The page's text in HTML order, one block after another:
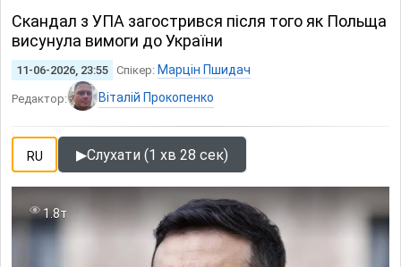
Скандал з УПА загострився після того як Польща
висунула вимоги до України
11-06-2026, 23:55 Спікер: Марцін Пшидач
Редактор: Віталій Прокопенко
RU ▶Слухати (1 хв 28 сек)
1.8т